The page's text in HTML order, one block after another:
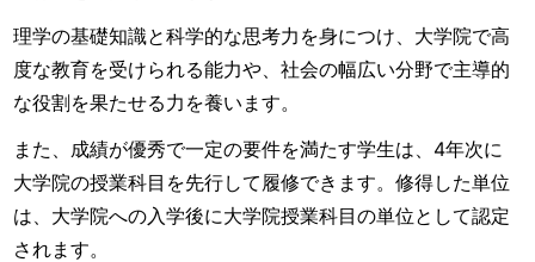
理学の基礎知識と科学的な思考力を身につけ、大学院で高
度な教育を受けられる能力や、社会の幅広い分野で主導的
な役割を果たせる力を養います。
また、成績が優秀で一定の要件を満たす学生は、4年次に
大学院の授業科目を先行して履修できます。修得した単位
は、大学院への入学後に大学院授業科目の単位として認定
されます。